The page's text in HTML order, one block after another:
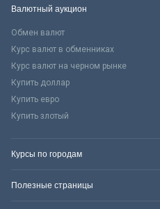
Валютный аукцион
Обмен валют
Курс валют в обменниках
Курс валют на черном рынке
Купить доллар
Купить евро
Купить злотый
Курсы по городам
Полезные страницы